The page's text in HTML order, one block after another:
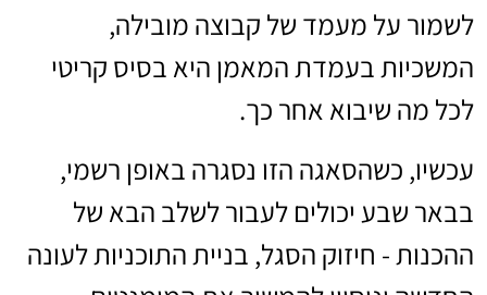
לשמור על מעמד של קבוצה מובילה,
המשכיות בעמדת המאמן היא בסיס קריטי
לכל מה שיבוא אחר כך.
עכשיו, כשהסאגה הזו נסגרה באופן רשמי,
בבאר שבע יכולים לעבור לשלב הבא של
ההכנות - חיזוק הסגל, בניית התוכניות לעונה